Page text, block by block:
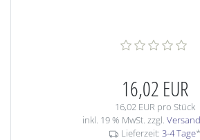
16,02 EUR
16,02 EUR pro Stück
inkl. 19 % MwSt. zzgl.
Lieferzeit: 3-4 Tage*